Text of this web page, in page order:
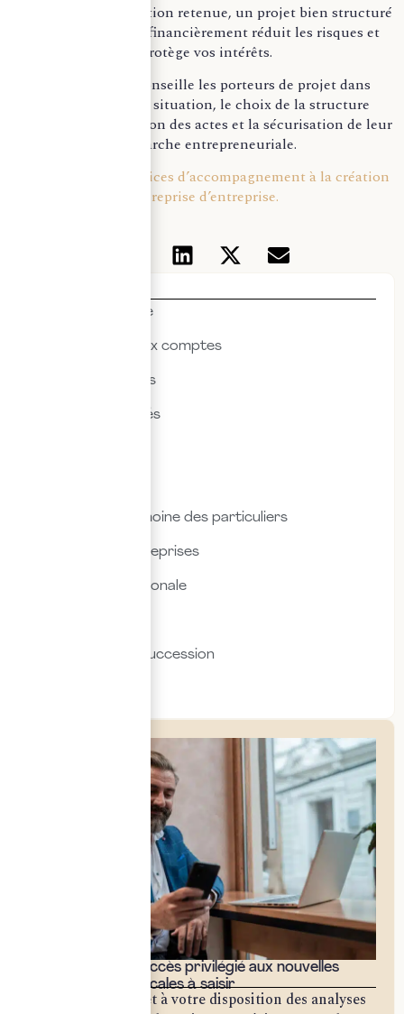
Actualités & veille
Commissariat aux comptes
Droit des affaires
Droit des sociétés
Fiscalité & patrimoine des particuliers
Fiscalité des entreprises
Fiscalité internationale
Transmission & succession
Bénéficiez d'un accès privilégié aux nouvelles
opportunités fiscales à saisir
Notre cabinet met à votre disposition des analyses
Quelle que soit l’option retenue, un projet bien structuré
juridiquement et financièrement réduit les risques et
protège vos intérêts.
Notre cabinet conseille les porteurs de projet dans
l’analyse de leur situation, le choix de la structure
juridique, la rédaction des actes et la sécurisation de leur
démarche entrepreneuriale.
Découvrez nos services d’accompagnement à la création
et reprise d’entreprise.